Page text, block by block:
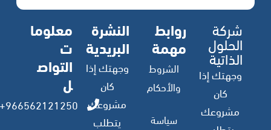
شركة
الحلول
الذاتية
وجهتك إذا
كان
مشروعك
روابط
مهمة
الشروط
والأحكام
سياسة
النشرة
البريدية
وجهتك إذا
كان
مشروعك
يتطلب
معلوما
ت
التواص
ل
966562121250+